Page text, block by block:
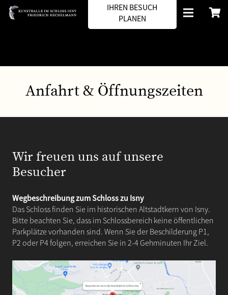
IHREN BESUCH
PLANEN
Anfahrt & Öffnungszeiten
Wir freuen uns auf unsere
Besucher
Wegbeschreibung zum Schloss zu Isny
Das Schloss finden Sie im historischen Altstadtkern von Isny.
Bitte beachten Sie, dass im Schlossbereich keine öffentlichen
Parkplätze vorhanden sind. Wenn Sie der Beschilderung P1,
P2 oder P4 folgen, erreichen Sie in 2-4 Gehminuten Ihr Ziel.